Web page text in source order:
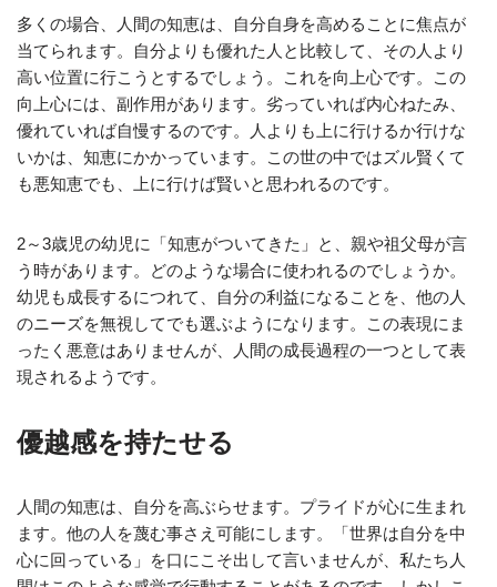
多くの場合、人間の知恵は、自分自身を高めることに焦点が
当てられます。自分よりも優れた人と比較して、その人より
高い位置に行こうとするでしょう。これを向上心です。この
向上心には、副作用があります。劣っていれば内心ねたみ、
優れていれば自慢するのです。人よりも上に行けるか行けな
いかは、知恵にかかっています。この世の中ではズル賢くて
も悪知恵でも、上に行けば賢いと思われるのです。
2～3歳児の幼児に「知恵がついてきた」と、親や祖父母が言
う時があります。どのような場合に使われるのでしょうか。
幼児も成長するにつれて、自分の利益になることを、他の人
のニーズを無視してでも選ぶようになります。この表現にま
ったく悪意はありませんが、人間の成長過程の一つとして表
現されるようです。
優越感を持たせる
人間の知恵は、自分を高ぶらせます。プライドが心に生まれ
ます。他の人を蔑む事さえ可能にします。「世界は自分を中
心に回っている」を口にこそ出して言いませんが、私たち人